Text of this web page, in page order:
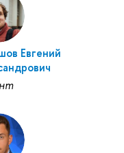
Евгений